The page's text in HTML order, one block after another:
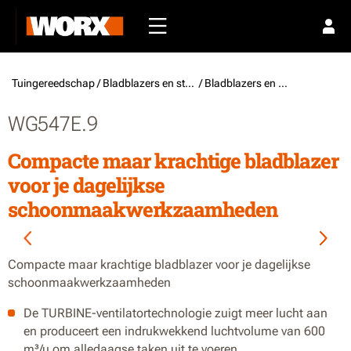
Tuingereedschap / Bladblazers en stofzuigers / Bladblazers en stofzuigers
WG547E.9
Compacte maar krachtige bladblazer
voor je dagelijkse
schoonmaakwerkzaamheden
Compacte maar krachtige bladblazer voor je dagelijkse
schoonmaakwerkzaamheden
De TURBINE-ventilatortechnologie zuigt meer lucht aan
en produceert een indrukwekkend luchtvolume van 600